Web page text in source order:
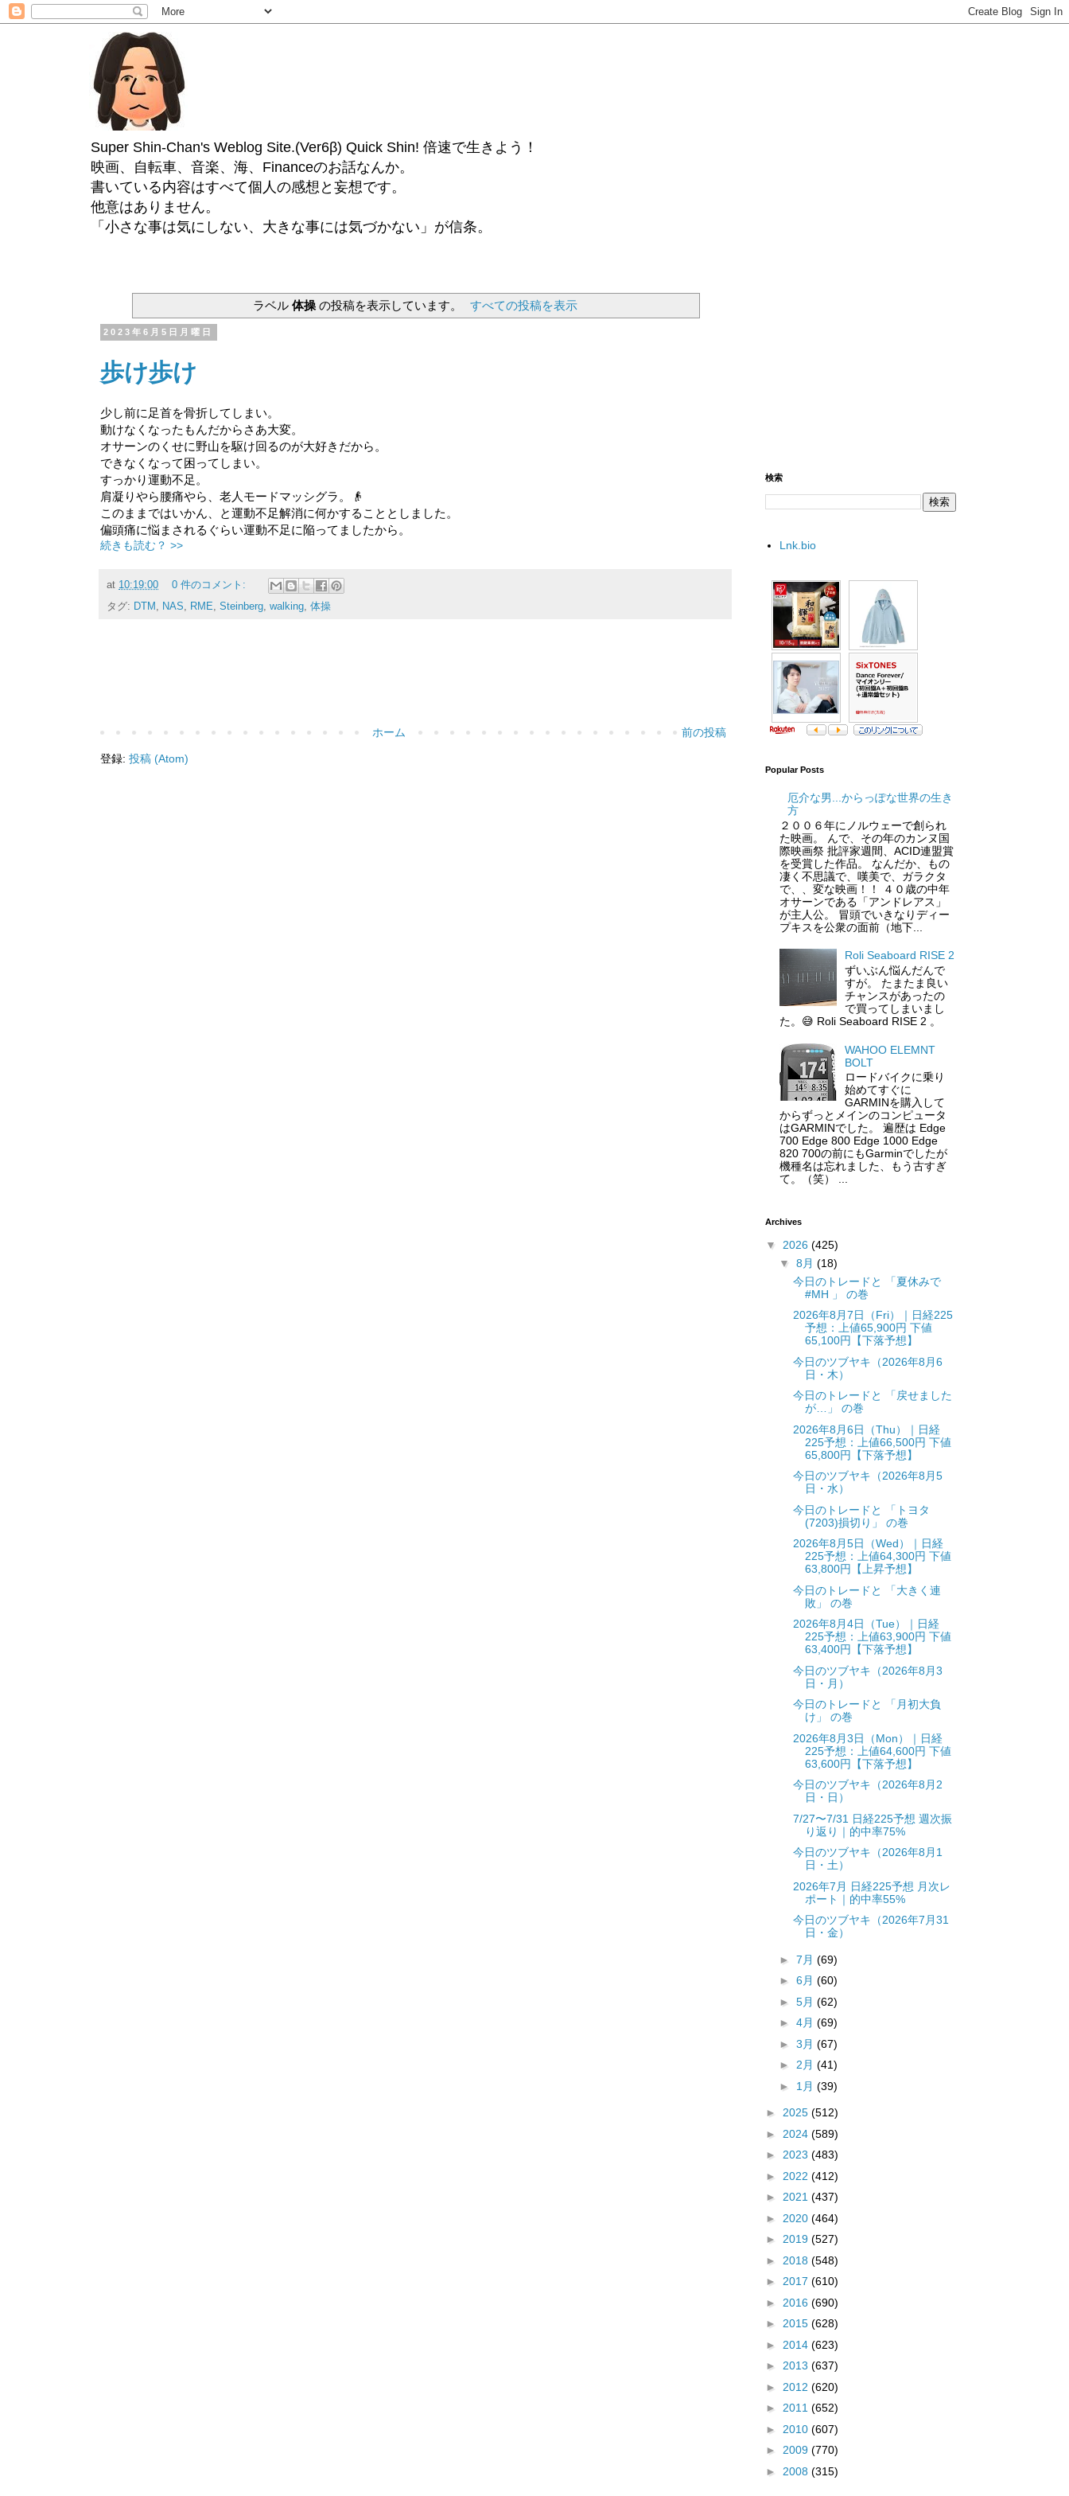
Super Shin-Chan's Weblog Site.(Ver6β) Quick Shin! 倍速で生きよう！
映画、自転車、音楽、海、Financeのお話なんか。
書いている内容はすべて個人の感想と妄想です。
他意はありません。
「小さな事は気にしない、大きな事には気づかない」が信条。
ラベル 体操の投稿を表示しています。 すべての投稿を表示
2023年6月5日月曜日
歩け歩け
少し前に足首を骨折してしまい。
動けなくなったもんだからさあ大変。
オサーンのくせに野山を駆け回るのが大好きだから。
できなくなって困ってしまい。
すっかり運動不足。
肩凝りやら腰痛やら、老人モードマッシグラ。👴
このままではいかん、と運動不足解消に何かすることとしました。
偏頭痛に悩まされるぐらい運動不足に陥ってましたから。
続きも読む？ >>
at 10:19:00
0 件のコメント:
タグ: DTM , NAS, RME, Steinberg, walking, 体操
前の投稿
ホーム
登録: 投稿 (Atom)
検索
Lnk.bio
Popular Posts
厄介な男...からっぽな世界の生き
方
２００６年にノルウェーで創られ
た映画。 んで、その年のカンヌ国
際映画祭 批評家週間、ACID連盟賞
を受賞した作品。 なんだか、もの
凄く不思議で、嘆美で、ガラクタ
で、、変な映画！！ ４０歳の中年
オサーンである「アンドレアス」
が主人公。 冒頭でいきなりディー
プキスを公衆の面前（地下...
Roli Seaboard RISE 2
ずいぶん悩んだんで
すが。 たまたま良い
チャンスがあったの
で買ってしまいまし
た。😅 Roli Seaboard RISE 2 。
WAHOO ELEMNT
BOLT
ロードバイクに乗り
始めてすぐに
GARMINを購入して
からずっとメインのコンピュータ
はGARMINでした。 遍歴は Edge
700 Edge 800 Edge 1000 Edge
820 700の前にもGarminでしたが
機種名は忘れました、もう古すぎ
て。（笑） ...
Archives
▼ 2026 (425)
▼ 8月 (18)
今日のトレードと 「夏休みで
#MH 」 の巻
2026年8月7日（Fri）｜日経225
予想：上値65,900円 下値
65,100円【下落予想】
今日のツブヤキ（2026年8月6
日・木）
今日のトレードと 「戻せました
が…」 の巻
2026年8月6日（Thu）｜日経
225予想：上値66,500円 下値
65,800円【下落予想】
今日のツブヤキ（2026年8月5
日・水）
今日のトレードと 「トヨタ
(7203)損切り」 の巻
2026年8月5日（Wed）｜日経
225予想：上値64,300円 下値
63,800円【上昇予想】
今日のトレードと 「大きく連
敗」 の巻
2026年8月4日（Tue）｜日経
225予想：上値63,900円 下値
63,400円【下落予想】
今日のツブヤキ（2026年8月3
日・月）
今日のトレードと 「月初大負
け」 の巻
2026年8月3日（Mon）｜日経
225予想：上値64,600円 下値
63,600円【下落予想】
今日のツブヤキ（2026年8月2
日・日）
7/27〜7/31 日経225予想 週次振
り返り｜的中率75%
今日のツブヤキ（2026年8月1
日・土）
2026年7月 日経225予想 月次レ
ポート｜的中率55%
今日のツブヤキ（2026年7月31
日・金）
► 7月 (69)
► 6月 (60)
► 5月 (62)
► 4月 (69)
► 3月 (67)
► 2月 (41)
► 1月 (39)
► 2025 (512)
► 2024 (589)
► 2023 (483)
► 2022 (412)
► 2021 (437)
► 2020 (464)
► 2019 (527)
► 2018 (548)
► 2017 (610)
► 2016 (690)
► 2015 (628)
► 2014 (623)
► 2013 (637)
► 2012 (620)
► 2011 (652)
► 2010 (607)
► 2009 (770)
► 2008 (315)